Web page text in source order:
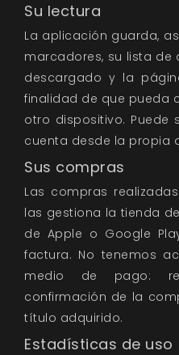
Su lectura
La aplicación guarda,
marcadores, su lista de
descargado y la
finalidad de que pueda
otro dispositivo. Puede
cuenta desde la propia
Sus compras
Las compras
las gestiona la tienda
de Apple o Google
factura. No tenemos
medio de pago:
confirmación de la
título adquirido.
Estadísticas de uso